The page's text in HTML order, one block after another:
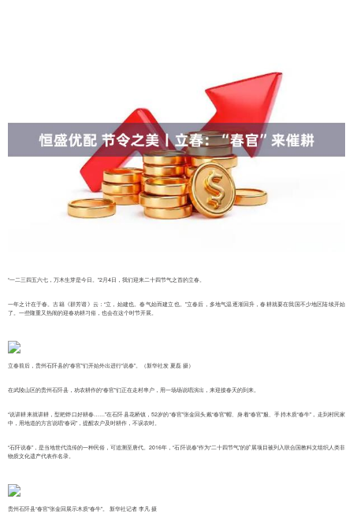
“一二三四五六七，万木生芽是今日。”2月4日，我们迎来二十四节气之首的立春。
一年之计在于春。古籍《群芳谱》云：“立，始建也。春气始而建立也。”立春后，多地气温逐渐回升，春耕就要在我国不少地区陆续开始
了。一些隆重又热闹的迎春劝耕习俗，也会在这个时节开展。
立春前后，贵州石阡县的“春官”们开始外出进行“说春”。（新华社发 夏磊 摄）
在武陵山区的贵州石阡县，劝农耕作的“春官”们正在走村串户，用一场场说唱演出，来迎接春天的到来。
“说讲耕来就讲耕，型耙铧口好耕春……”在石阡县花桥镇，52岁的“春官”张金回头戴“春官”帽、身着“春官”服、手持木质“春牛”，走到村民家
中，用地道的方言说唱“春词”，提醒农户及时耕作，不误农时。
“石阡说春”，是当地世代流传的一种民俗，可追溯至唐代。2016年，“石阡说春”作为“二十四节气”的扩展项目被列入联合国教科文组织人类非
物质文化遗产代表作名录。
贵州石阡县“春官”张金回展示木质“春牛”。 新华社记者 李凡 摄